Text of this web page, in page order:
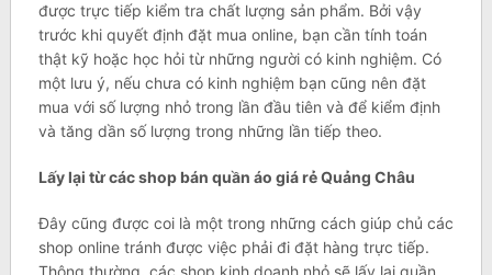
được trực tiếp kiểm tra chất lượng sản phẩm. Bởi vậy
trước khi quyết định đặt mua online, bạn cần tính toán
thật kỹ hoặc học hỏi từ những người có kinh nghiệm. Có
một lưu ý, nếu chưa có kinh nghiệm bạn cũng nên đặt
mua với số lượng nhỏ trong lần đầu tiên và để kiểm định
và tăng dần số lượng trong những lần tiếp theo.
Lấy lại từ các shop bán quần áo giá rẻ Quảng Châu
Đây cũng được coi là một trong những cách giúp chủ các
shop online tránh được việc phải đi đặt hàng trực tiếp.